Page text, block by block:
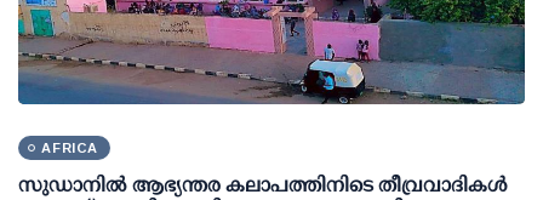
AFRICA
സുഡാനില്‍ ആഭ്യന്തര കലാപത്തിനിടെ തീവ്രവാദികള്‍